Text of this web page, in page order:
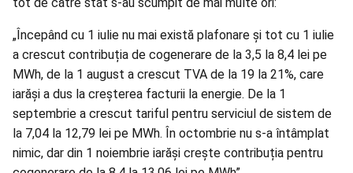
„Începând cu 1 iulie nu mai există plafonare și tot cu 1 iulie
a crescut contribuția de cogenerare de la 3,5 la 8,4 lei pe
MWh, de la 1 august a crescut TVA de la 19 la 21%, care
iarăși a dus la creșterea facturii la energie. De la 1
septembrie a crescut tariful pentru serviciul de sistem de
la 7,04 la 12,79 lei pe MWh. În octombrie nu s-a întâmplat
nimic, dar din 1 noiembrie iarăși crește contribuția pentru